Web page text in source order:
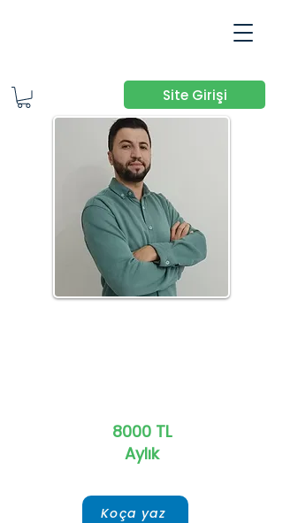
Site Girişi
8000 TL
Aylık
Koça yaz